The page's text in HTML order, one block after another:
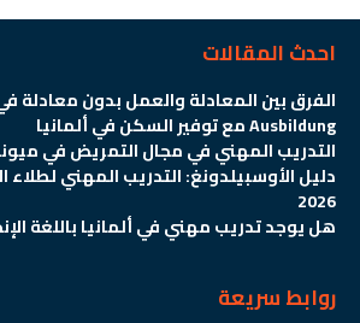
احدث المقالات
الفرق بين المعادلة والعمل بدون معادلة
Ausbildung مع توفير السكن في ألمانيا
التدريب المهني في مجال التمريض في
دليل الأوسبيلدونغ: التدريب المهني لطلاء
2026
هل يوجد تدريب مهني في ألمانيا باللغة
روابط سريعة